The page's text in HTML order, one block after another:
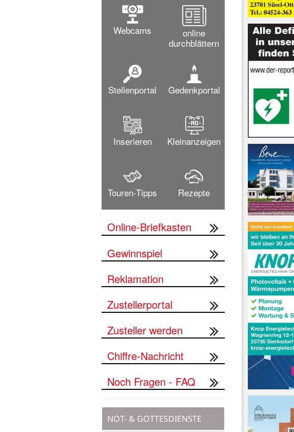
Webcams
online
durchblättern
Stellenportal Gedenkportal
Inserieren Kleinanzeigen
Touren-Tipps Rezepte
Online-Briefkasten
Gewinnspiel
Reklamation
Zustellerportal
Zusteller werden
Chiffre-Nachricht
Noch Fragen - FAQ
NOT- & GOTTESDIENSTE